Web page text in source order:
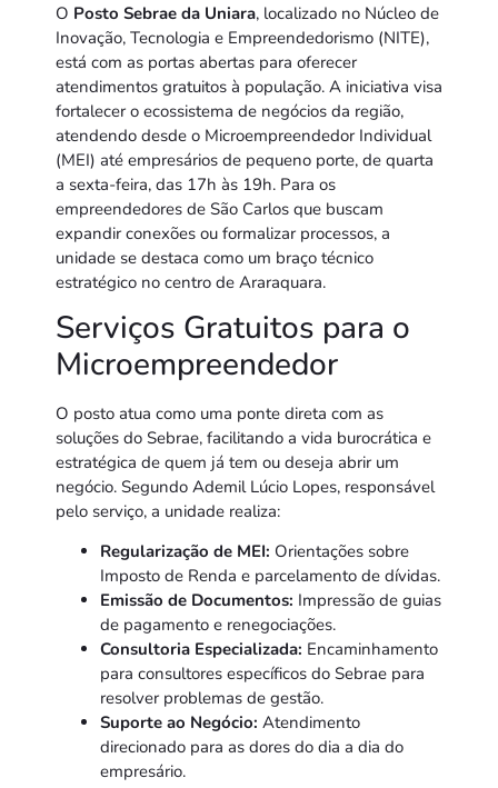
O Posto Sebrae da Uniara, localizado no Núcleo de
Inovação, Tecnologia e Empreendedorismo (NITE),
está com as portas abertas para oferecer
atendimentos gratuitos à população. A iniciativa visa
fortalecer o ecossistema de negócios da região,
atendendo desde o Microempreendedor Individual
(MEI) até empresários de pequeno porte, de quarta
a sexta-feira, das 17h às 19h. Para os
empreendedores de São Carlos que buscam
expandir conexões ou formalizar processos, a
unidade se destaca como um braço técnico
estratégico no centro de Araraquara.
Serviços Gratuitos para o
Microempreendedor
O posto atua como uma ponte direta com as
soluções do Sebrae, facilitando a vida burocrática e
estratégica de quem já tem ou deseja abrir um
negócio. Segundo Ademil Lúcio Lopes, responsável
pelo serviço, a unidade realiza:
Regularização de MEI: Orientações sobre
Imposto de Renda e parcelamento de dívidas.
Emissão de Documentos: Impressão de guias
de pagamento e renegociações.
Consultoria Especializada: Encaminhamento
para consultores específicos do Sebrae para
resolver problemas de gestão.
Suporte ao Negócio: Atendimento
direcionado para as dores do dia a dia do
empresário.